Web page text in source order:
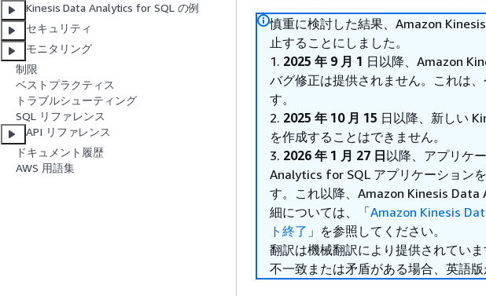
Kinesis Data Analytics for SQL の例
セキュリティ
モニタリング
制限
ベストプラクティス
トラブルシューティング
SQL リファレンス
API リファレンス
ドキュメント履歴
AWS 用語集
慎重に検討した結果、Amazon
止することにしました。
1. 2025 年 9 月 1 日以降、Amazon
バグ修正は提供されません。これは
す。
2. 2025 年 10 月 15 日以降、新しい
を作成することはできません。
3. 2026 年 1 月 27 日以降、アプリケ
Analytics for SQL アプリケーション
す。これ以降、Amazon Kinesis
細については、「Amazon Kinesis
ト終了 」を参照してください。
翻訳は機械翻訳により提供されてい
不一致または矛盾がある場合、英語版